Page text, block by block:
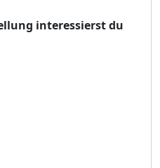
interessierst du